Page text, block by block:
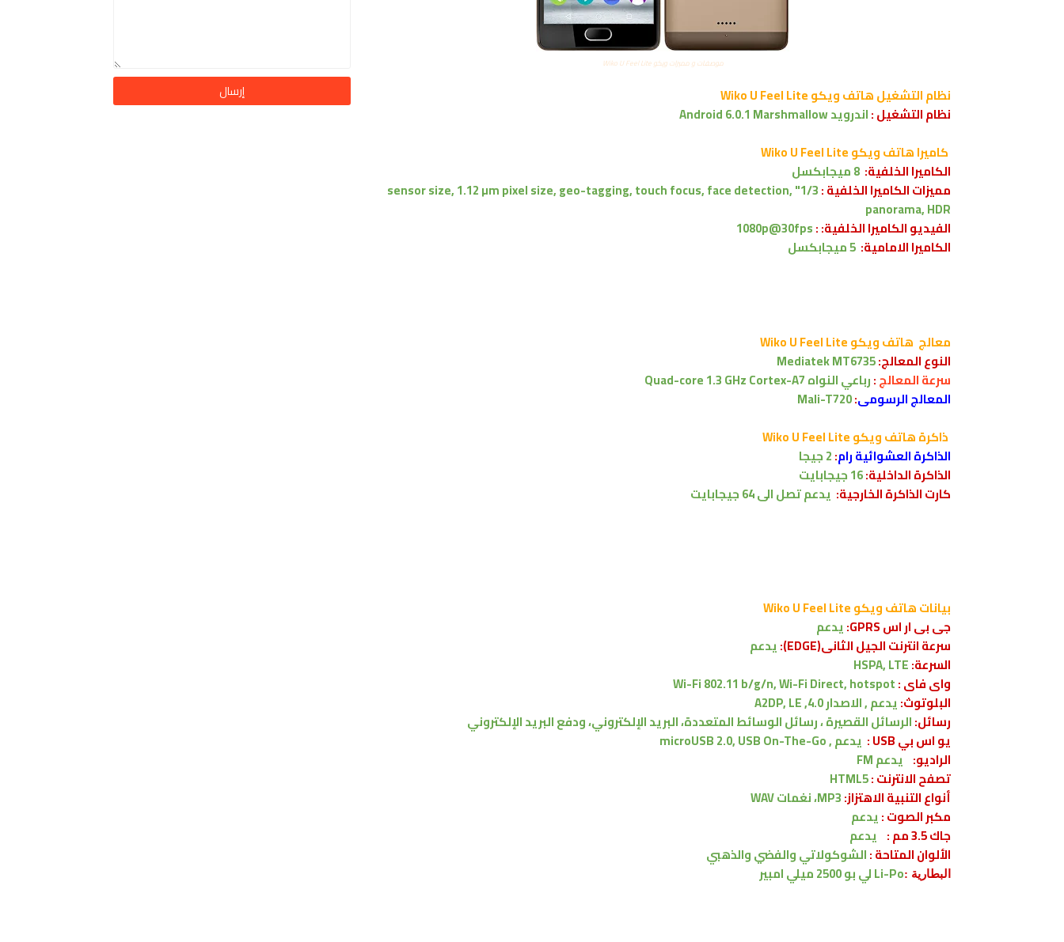
موصفات و مميزات ويكو Wiko U Feel Lite
نظام التشغيلهاتف ويكو Wiko U Feel Lite
نظام التشغيل :اندرويدAndroid 6.0.1 Marshmallow
كاميراهاتف ويكو Wiko U Feel Lite
الكاميرا الخلفية: 8 ميجابكسل
مميزات الكاميرا الخلفية :
1/3" sensor size, 1.12 µm pixel size, geo-tagging, touch focus, face detection,
panorama, HDR
الفيديو الكاميرا الخلفية: :1080p@30fps
الكاميرا الامامية:
معالج هاتف ويكو Wiko U Feel Lite
النوعالمعالج:
Mediatek MT6735
سرعةالمعالج:رباعي النواهQuad-core 1.3 GHz Cortex-A7
المعالج الرسومى:
Mali-T720
ذاكرةهاتف ويكو Wiko U Feel Lite
الذاكرة العشوائية رام:2 جيجا
الذاكرة الداخلية:
كارت الذاكرة الخارجية: يدعم تصل الى 64 جيجابايت
بياناتهاتف ويكو Wiko U Feel Lite
جى بى ار اس GPRS:
يدعم
سرعة انترنت الجيل الثانى(EDGE):
يدعم
السرعة:HSPA, LTE
واى فاى :Wi-Fi 802.11 b/g/n, Wi-Fi Direct, hotspot
البلوتوث:يدعم , الاصدار4.0, A2DP, LE
رسائل:الرسائل القصيرة ، رسائل الوسائط المتعددة، البريد الإلكتروني، ودفع البريد الإلكتروني
يو اس بي USB :
يدعم , microUSB 2.0, USB On-The-Go
الراديو: يدعم FM
تصفح الانترنت :HTML5
أنواع التنبية الاهتزاز:
مكبر الصوت :يدعم
جاك 3.5 مم :
يدعم
الألوان المتاحة :الشوكولاتي والفضي والذهبي
البطارية :Li-Poلي بو 2500 ميلي امبير